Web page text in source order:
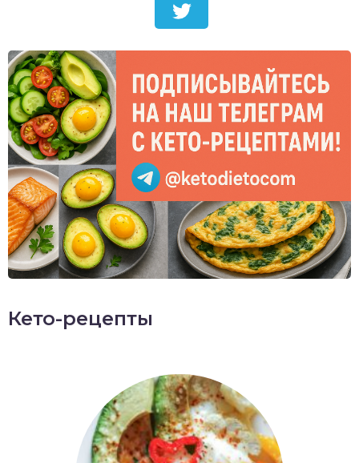
Кето-рецепты